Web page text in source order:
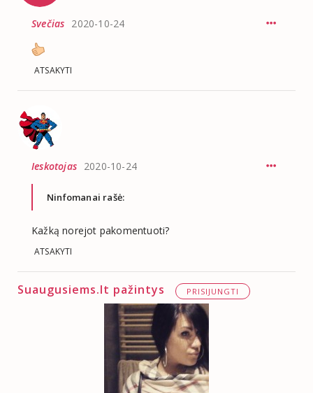
Svečias 2020-10-24
ATSAKYTI
Ieskotojas 2020-10-24
Ninfomanai rašė:
Kažką norejot pakomentuoti?
ATSAKYTI
Suaugusiems.lt pažintys PRISIJUNGTI